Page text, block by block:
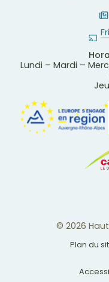
Lundi – Mardi –
© 2026
Plan du